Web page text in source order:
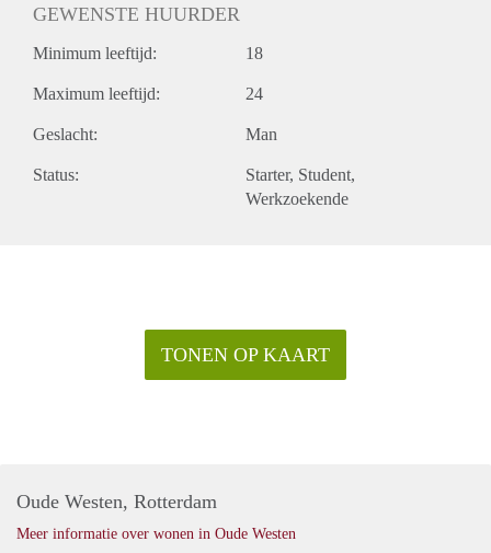
GEWENSTE HUURDER
Minimum leeftijd: 18
Maximum leeftijd: 24
Geslacht: Man
Status: Starter Student
Werkzoekende
TONEN OP KAART
Oude Westen, Rotterdam
Meer informatie over wonen in Oude Westen